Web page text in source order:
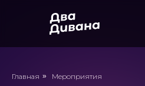
Главная » Мероприятия